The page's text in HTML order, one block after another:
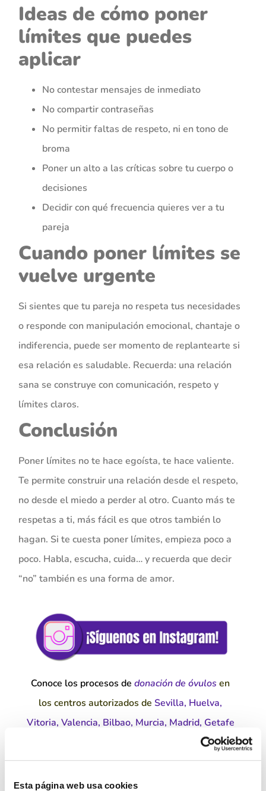
Esta página web usa cookies
Ideas de cómo poner
límites que puedes
aplicar
No contestar mensajes de inmediato
No compartir contraseñas
No permitir faltas de respeto, ni en tono de
broma
Poner un alto a las críticas sobre tu cuerpo o
decisiones
Decidir con qué frecuencia quieres ver a tu
pareja
Cuando poner límites se
vuelve urgente
Si sientes que tu pareja no respeta tus necesidades
o responde con manipulación emocional, chantaje o
indiferencia, puede ser momento de replantearte si
esa relación es saludable. Recuerda: una relación
sana se construye con comunicación, respeto y
límites claros.
Conclusión
Poner límites no te hace egoísta, te hace valiente.
Te permite construir una relación desde el respeto,
no desde el miedo a perder al otro. Cuanto más te
respetas a ti, más fácil es que otros también lo
hagan. Si te cuesta poner límites, empieza poco a
poco. Habla, escucha, cuida… y recuerda que decir
“no” también es una forma de amor.
Conoce los procesos de donación de óvulos en
los centros autorizados de Sevilla, Huelva,
Vitoria, Valencia, Bilbao, Murcia, Madrid, Getafe